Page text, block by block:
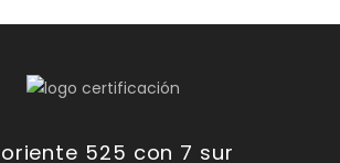
oriente 525 con 7 sur